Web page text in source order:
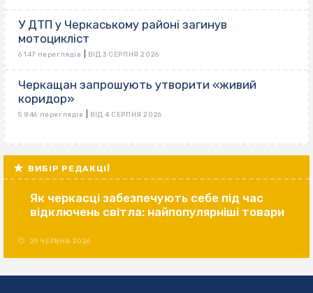
У ДТП у Черкаському районі загинув
мотоцикліст
6 147 переглядів ВІД 3 СЕРПНЯ 2026
Черкащан запрошують утворити «живий
коридор»
5 846 переглядів ВІД 4 СЕРПНЯ 2026
ВИБІР РЕДАКЦІЇ
Як черкасці забезпечують себе під час
відключень світла: найпопулярніші товари
29 ЧЕРВНЯ 2026